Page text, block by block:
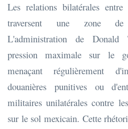
Les relations bilatérales
traversent une zone de
L'administration de Donald
pression maximale sur le
menaçant régulièrement
douanières punitives ou
militaires unilatérales contre
sur le sol mexicain. Cette